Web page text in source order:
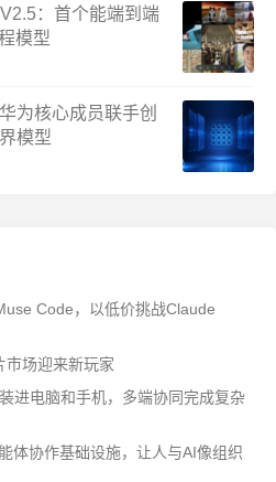
：首个能端到端
模型
为核心成员联手创
模型
Code，以低价挑战Claude
市场迎来新玩家
进电脑和手机，多端协同完成复杂
体协作基础设施，让人与AI像组织